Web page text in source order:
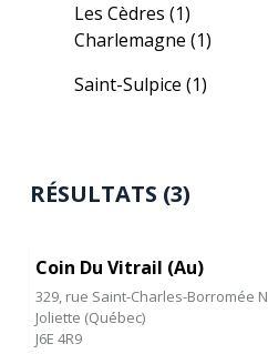
Les Cèdres(1)
Charlemagne(1)
Saint-Sulpice(1)
RÉSULTATS (3)
Coin Du Vitrail (Au)
329, rue Saint-Charles-Borromée N
Joliette (Québec)
J6E 4R9